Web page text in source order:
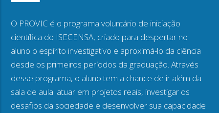
O PROVIC é o programa voluntário de iniciação
científica do ISECENSA, criado para despertar no
aluno o espírito investigativo e aproximá-lo da ciência
desde os primeiros períodos da graduação. Através
desse programa, o aluno tem a chance de ir além da
sala de aula: atuar em projetos reais, investigar os
desafios da sociedade e desenvolver sua capacidade